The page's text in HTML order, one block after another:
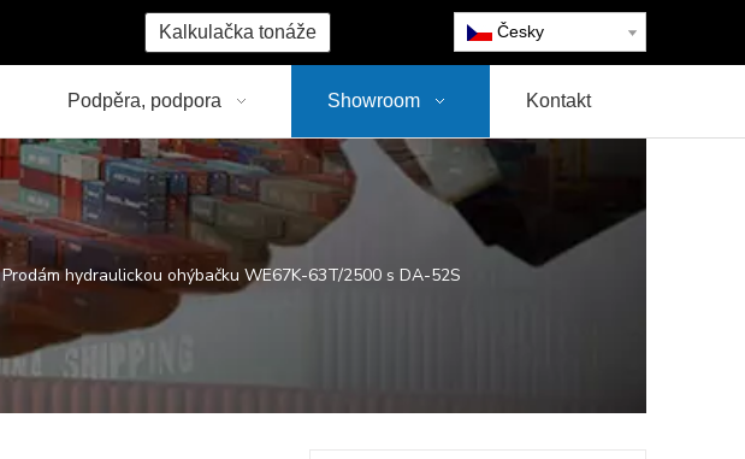
Kalkulačka tonáže Česky
Podpěra, podpora Showroom Kontakt
Prodám hydraulickou ohýbačku WE67K-63T/2500 s DA-52S